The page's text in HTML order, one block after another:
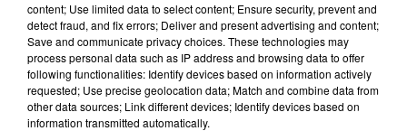
podcasts/2025/11/19-12.mp3
content; Use limited data to select content; Ensure security, prevent and
detect fraud, and fix errors; Deliver and present advertising and content;
Save and communicate privacy choices. These technologies may
process personal data such as IP address and browsing data to offer
following functionalities: Identify devices based on information actively
requested; Use precise geolocation data; Match and combine data from
other data sources; Link different devices; Identify devices based on
information transmitted automatically.